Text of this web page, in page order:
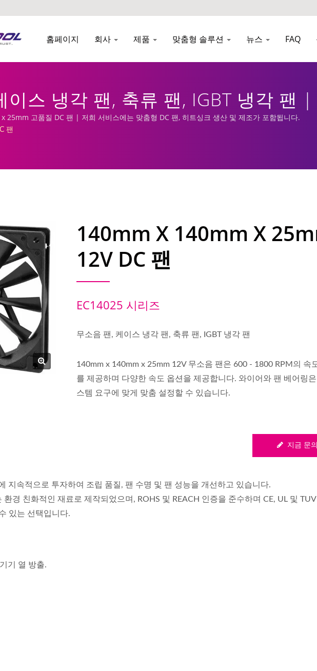
홈페이지 회사 제품 맞춤형 솔루션 뉴스 FAQ
이스 냉각 팬, 축류 팬, IGBT 냉각 팬
25mm 고품질 DC 팬 | 저희 서비스에는 맞춤형 DC 팬, 히트싱크 생산 및 제조가 포함됩니다.
팬
140mm X 140mm X
12V DC 팬
EC14025 시리즈
무소음 팬, 케이스 냉각 팬, 축류 팬, IGBT 냉각 팬
140mm x 140mm x 25mm 12V 무소음 팬은 600 - 1800 RPM의 속
를 제공하며 다양한 속도 옵션을 제공합니다. 와이어와 팬 베어링은
스템 요구에 맞게 맞춤 설정할 수 있습니다.
지금 문의
지속적으로 투자하여 조립 품질, 팬 수명 및 팬 성능을 개선하고 있습니다.
환경 친화적인 재료로 제작되었으며, ROHS 및 REACH 인증을 준수하며 CE, UL 및 TUV
있는 선택입니다.
기 열 방출.